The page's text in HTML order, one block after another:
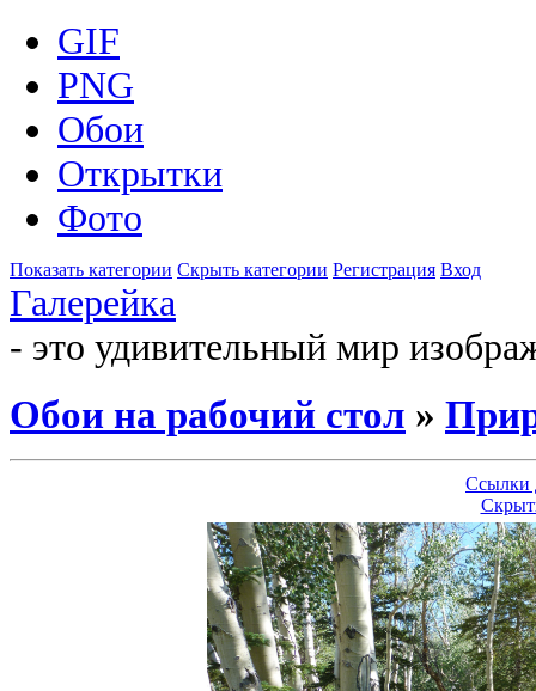
GIF
PNG
Обои
Открытки
Фото
Показать категории Скрыть категории Регистрация Вход
Галерейка
- это удивительный мир
Обои на рабочий стол »
Ссылки